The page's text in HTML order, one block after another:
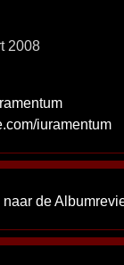
2008
iuramentum
naar de